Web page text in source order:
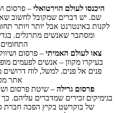
היכנסו לעולם הוירטואלי – פרסום
שם. יש דברים שמקובל לחשוב
לקנות באינטרנט אבל יותר ויותר
ומסתבר שאנשים מתרגלים.
צאו לעולם האמיתי – פרסום
בעיקרו מקוון – אנשים לפעמים
פנים אל פנים. למשל, לוח דרושים
אתר
פרסום גרילה – שיטת פרסום
בגימיקים זכירים שמדברים עליהם.
של בוקרשט בקיץ הפכה חברת